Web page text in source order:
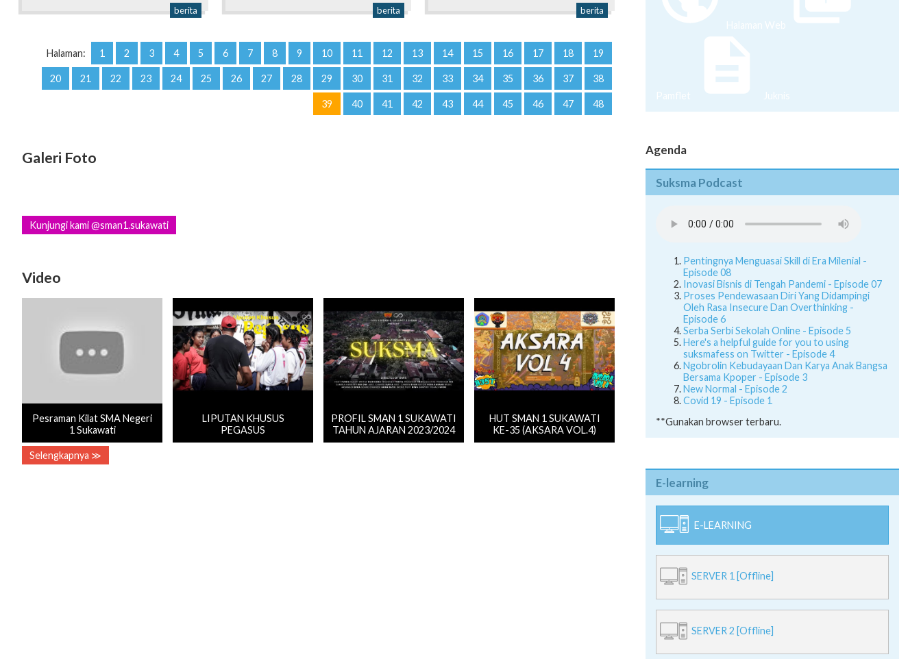
berita berita berita
Halaman: 1 2 3 4 5 6 7 8 9 10 11 12 13 14 15 16 17 18 19
20 21 22 23 24 25 26 27 28 29 30 31 32 33 34 35 36 37 38
39 40 41 42 43 44 45 46 47 48
Galeri Foto
Kunjungi kami @sman1.sukawati
Video
Pesraman Kilat SMA Negeri
1 Sukawati
LIPUTAN KHUSUS
PEGASUS
PROFIL SMAN 1 SUKAWATI
TAHUN AJARAN 2023/2024
HUT SMAN 1 SUKAWATI
KE-35 (AKSARA VOL.4)
Selengkapnya ≫
Halaman Web
Pamflet Juknis
Agenda
Suksma Podcast
Pentingnya Menguasai Skill di Era Milenial -
Episode 08
Inovasi Bisnis di Tengah Pandemi - Episode 07
Proses Pendewasaan Diri Yang Didampingi
Oleh Rasa Insecure Dan Overthinking -
Episode 6
Serba Serbi Sekolah Online - Episode 5
Here's a helpful guide for you to using
suksmafess on Twitter - Episode 4
Ngobrolin Kebudayaan Dan Karya Anak Bangsa
Bersama Kpoper - Episode 3
New Normal - Episode 2
Covid 19 - Episode 1
**Gunakan browser terbaru.
E-learning
E-LEARNING
SERVER 1 [Offline]
SERVER 2 [Offline]